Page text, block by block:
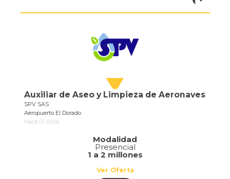
of=686
Auxiliar de Aseo y Limpieza de Aeronaves
SPV SAS
Aeropuerto El Dorado
Hace 01 Años
Modalidad
Presencial
1 a 2 millones
Ver Oferta